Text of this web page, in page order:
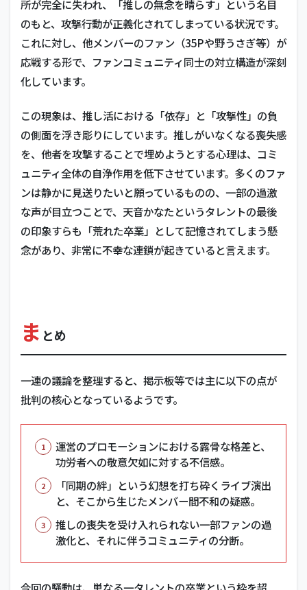
所が完全に失われ、「推しの無念を晴らす」という名目
のもと、攻撃行動が正義化されてしまっている状況です。
これに対し、他メンバーのファン（35Pや野うさぎ等）が
応戦する形で、ファンコミュニティ同士の対立構造が深刻
化しています。
この現象は、推し活における「依存」と「攻撃性」の負
の側面を浮き彫りにしています。推しがいなくなる喪失感
を、他者を攻撃することで埋めようとする心理は、コミ
ュニティ全体の自浄作用を低下させています。多くのファ
ンは静かに見送りたいと願っているものの、一部の過激
な声が目立つことで、天音かなたというタレントの最後
の印象すらも「荒れた卒業」として記憶されてしまう懸
念があり、非常に不幸な連鎖が起きていると言えます。
ま とめ
一連の議論を整理すると、掲示板等では主に以下の点が
批判の核心となっているようです。
運営のプロモーションにおける露骨な格差と、
功労者への敬意欠如に対する不信感。
「同期の絆」という幻想を打ち砕くライブ演出
と、そこから生じたメンバー間不和の疑惑。
推しの喪失を受け入れられない一部ファンの過
激化と、それに伴うコミュニティの分断。